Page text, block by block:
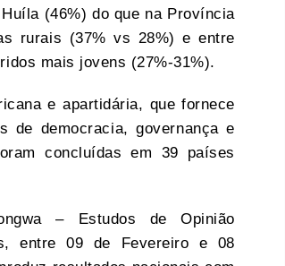
(46%) do que na Província
rurais (37% vs 28%) e entre
mais jovens (27%-31%).
e apartidária, que fornece
de democracia, governança e
concluídas em 39 países
– Estudos de Opinião
entre 09 de Fevereiro e 08